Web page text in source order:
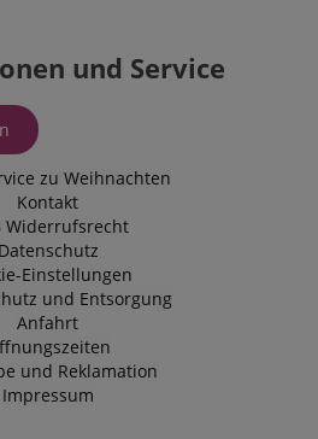
und Service
zu Weihnachten
Kontakt
Widerrufsrecht
Datenschutz
Einstellungen
und Entsorgung
Anfahrt
und Reklamation
Impressum